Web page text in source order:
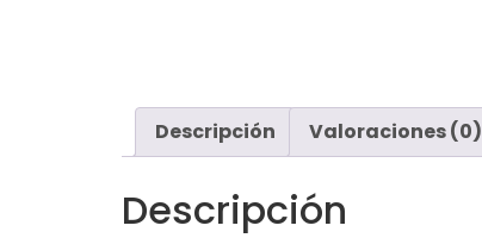
Descripción Valoraciones (0)
Descripción